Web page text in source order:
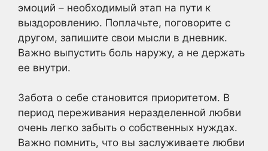
эмоций – необходимый этап на пути к
выздоровлению. Поплачьте, поговорите с
другом, запишите свои мысли в дневник.
Важно выпустить боль наружу, а не держать
ее внутри.
Забота о себе становится приоритетом. В
период переживания неразделенной любви
очень легко забыть о собственных нуждах.
Важно помнить, что вы заслуживаете любви